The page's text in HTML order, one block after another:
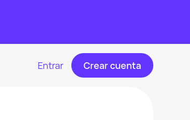
Entrar Crear cuenta